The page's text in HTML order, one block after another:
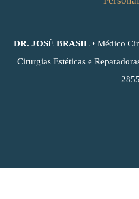
DR. JOSÉ BRASIL• Médico
Cirurgias Estéticas e